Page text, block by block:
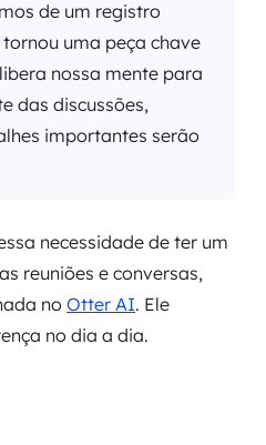
de um registro
uma peça chave
nossa mente para
das discussões,
importantes serão
necessidade de ter um
reuniões e conversas,
no Otter AI. Ele
no dia a dia.